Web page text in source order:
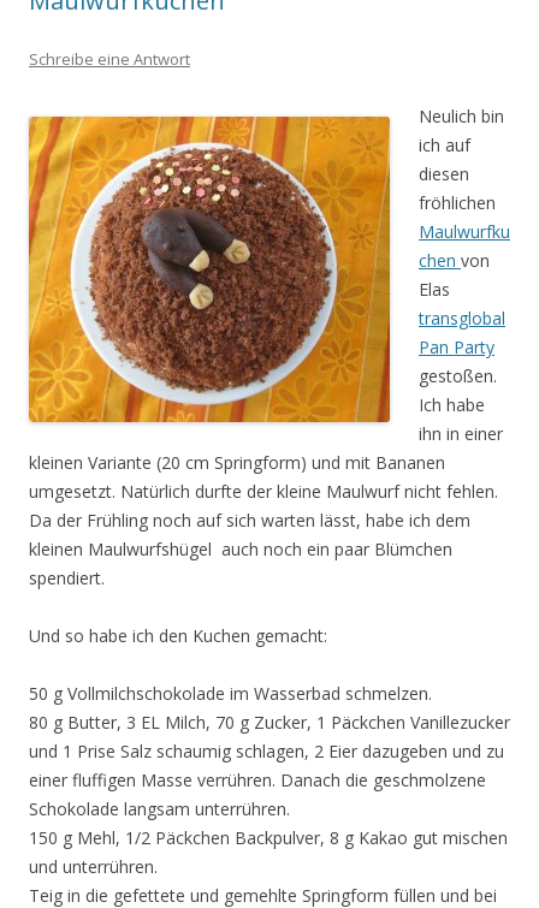
Schreibe eine Antwort
Neulich bin
ich auf
diesen
fröhlichen
Maulwurfku
chen von
Elas
transglobal
Pan Party
gestoßen.
Ich habe
ihn in einer
kleinen Variante (20 cm Springform) und mit Bananen
umgesetzt. Natürlich durfte der kleine Maulwurf nicht fehlen.
Da der Frühling noch auf sich warten lässt, habe ich dem
kleinen Maulwurfshügel auch noch ein paar Blümchen
spendiert.
Und so habe ich den Kuchen gemacht:
50 g Vollmilchschokolade im Wasserbad schmelzen.
80 g Butter, 3 EL Milch, 70 g Zucker, 1 Päckchen Vanillezucker
und 1 Prise Salz schaumig schlagen, 2 Eier dazugeben und zu
einer fluffigen Masse verrühren. Danach die geschmolzene
Schokolade langsam unterrühren.
150 g Mehl, 1/2 Päckchen Backpulver, 8 g Kakao gut mischen
und unterrühren.
Teig in die gefettete und gemehlte Springform füllen und bei